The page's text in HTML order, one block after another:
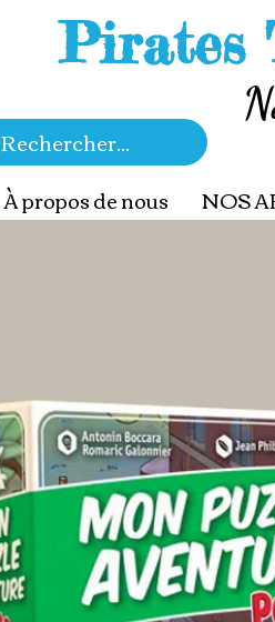
Pirates
Rechercher...
À propos de nous NOS